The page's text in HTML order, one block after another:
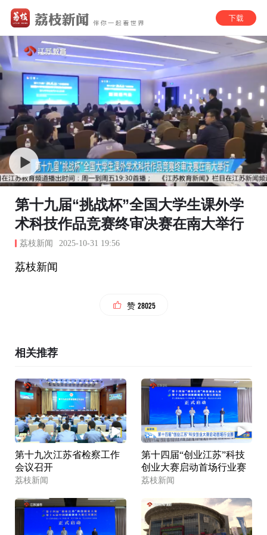
第十九届“挑战杯”全国大学生课外学
术科技作品竞赛终审决赛在南大举行
荔枝新闻 2025-10-31 19:56
荔枝新闻
赞 28025
相关推荐
第十九次江苏省检察工作
会议召开
荔枝新闻
第十四届“创业江苏”科技
创业大赛启动首场行业赛
荔枝新闻